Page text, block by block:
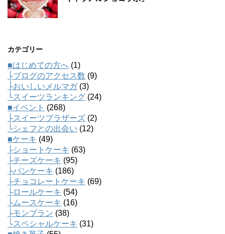
カテゴリー
■はじめての方へ (1)
├ブログのアクセス数 (9)
├おいしいメルマガ(3)
└スイーツランキング (24)
■イベント (268)
├スイーツブラザーズ (2)
└シェフとの出会い (12)
■ケーキ (49)
├ショートケーキ (63)
├チーズケーキ (95)
├パンケーキ (186)
├チョコレートケーキ (69)
├ロールケーキ (54)
├ムースケーキ (16)
├モンブラン (38)
└スペシャルケーキ (31)